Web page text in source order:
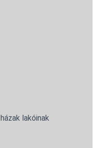
lakóinak